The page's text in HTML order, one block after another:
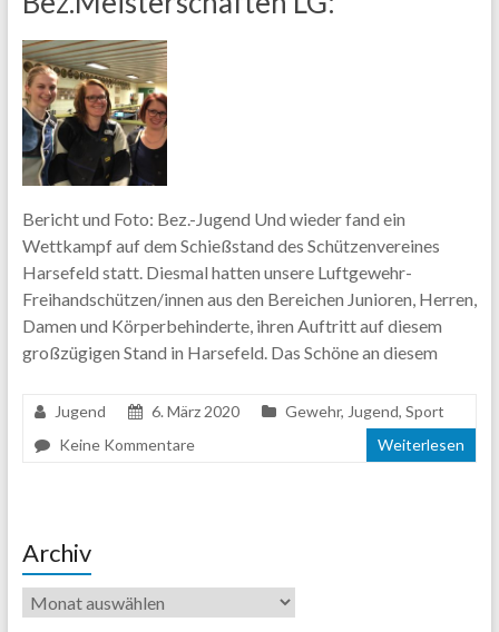
Bericht und Foto: Bez.-Jugend Und wieder fand ein
Wettkampf auf dem Schießstand des Schützenvereines
Harsefeld statt. Diesmal hatten unsere Luftgewehr-
Freihandschützen/innen aus den Bereichen Junioren, Herren,
Damen und Körperbehinderte, ihren Auftritt auf diesem
großzügigen Stand in Harsefeld. Das Schöne an diesem
Jugend 6. März 2020 Gewehr, Jugend, Sport
Keine Kommentare
Weiterlesen
Archiv